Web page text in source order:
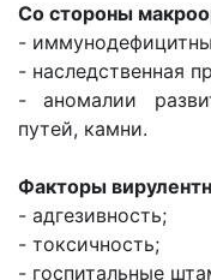
Со стороны
-
- наследственная
- аномалии
путей, камни.
Факторы
- адгезивность;
- токсичность;
- госпитальные